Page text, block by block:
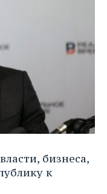
бизнеса,
к